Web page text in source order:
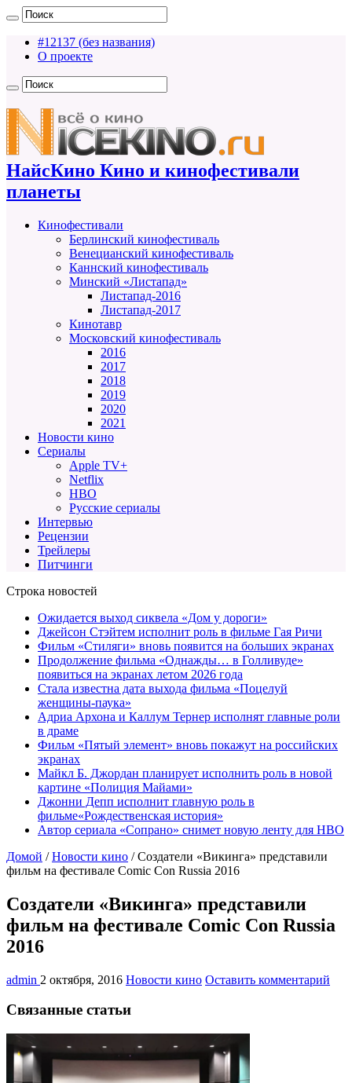
#12137 (без названия)
О проекте
НайсКино Кино и кинофестивали
планеты
Кинофестивали
Берлинский кинофестиваль
Венецианский кинофестиваль
Каннский кинофестиваль
Минский «Листапад»
Листапад-2016
Листапад-2017
Кинотавр
Московский кинофестиваль
2016
2017
2018
2019
2020
2021
Новости кино
Сериалы
Apple TV+
Netflix
HBO
Русские сериалы
Интервью
Рецензии
Трейлеры
Питчинги
Строка новостей
Ожидается выход сиквела «Дом у дороги»
Джейсон Стэйтем исполнит роль в фильме Гая Ричи
Фильм «Стиляги» вновь появится на больших экранах
Продолжение фильма «Однажды… в Голливуде»
появиться на экранах летом 2026 года
Стала известна дата выхода фильма «Поцелуй
женщины-паука»
Адриа Архона и Каллум Тернер исполнят главные роли
в драме
Фильм «Пятый элемент» вновь покажут на российских
экранах
Майкл Б. Джордан планирует исполнить роль в новой
картине «Полиция Майами»
Джонни Депп исполнит главную роль в
фильме«Рождественская история»
Автор сериала «Сопрано» снимет новую ленту для HBO
Домой / Новости кино / Создатели «Викинга» представили
фильм на фестивале Comic Con Russia 2016
Создатели «Викинга» представили
фильм на фестивале Comic Con Russia
2016
admin 2 октября, 2016 Новости кино Оставить комментарий
Связанные статьи